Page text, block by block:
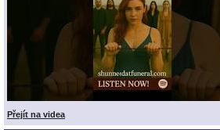
Přejít na videa